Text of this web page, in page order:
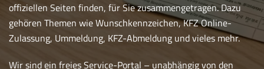
offiziellen Seiten finden, für Sie zusammengetragen. Dazu
gehören Themen wie Wunschkennzeichen, KFZ Online-
Zulassung, Ummeldung, KFZ-Abmeldung und vieles mehr.
Wir sind ein freies Service-Portal – unabhängig von den